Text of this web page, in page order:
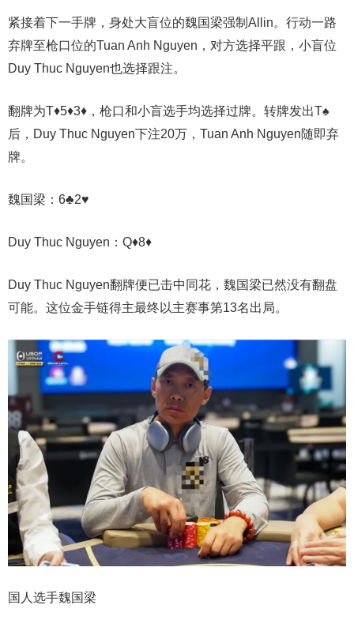
紧接着下一手牌，身处大盲位的魏国梁强制Allin。行动一路
弃牌至枪口位的Tuan Anh Nguyen，对方选择平跟，小盲位
Duy Thuc Nguyen也选择跟注。
翻牌为T♦5♦3♦，枪口和小盲选手均选择过牌。转牌发出T♠️
后，Duy Thuc Nguyen下注20万，Tuan Anh Nguyen随即弃
牌。
魏国梁：6♣2♥
Duy Thuc Nguyen：Q♦8♦
Duy Thuc Nguyen翻牌便已击中同花，魏国梁已然没有翻盘
可能。这位金手链得主最终以主赛事第13名出局。
国人选手魏国梁